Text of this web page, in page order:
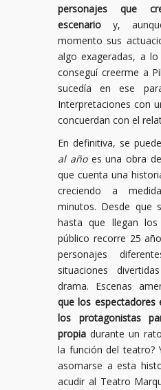
personajes que
escenario y,
momento sus
algo exageradas, a
conseguí creerme a
sucedía en ese
Interpretaciones con
concuerdan con el
En definitiva, se
al año es una obra
que cuenta una
creciendo a
minutos. Desde que
hasta que llegan
público recorre 25
personajes
situaciones
drama. Escenas
que los espectadores
los protagonistas
propia durante un
la función del teatro?
asomarse a esta
acudir al Teatro